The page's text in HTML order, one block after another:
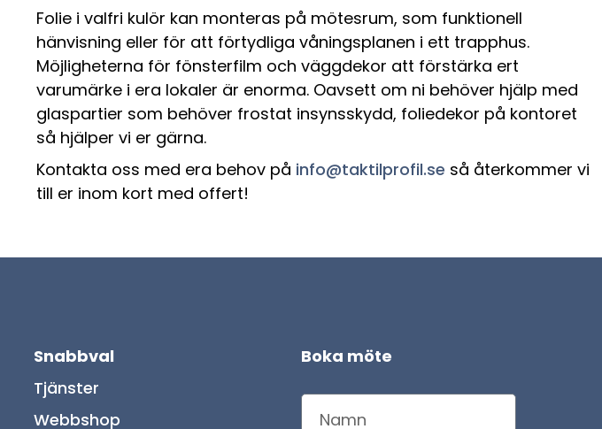
Folie i valfri kulör kan monteras på mötesrum, som funktionell
hänvisning eller för att förtydliga våningsplanen i ett trapphus.
Möjligheterna för fönsterfilm och väggdekor att förstärka ert
varumärke i era lokaler är enorma. Oavsett om ni behöver hjälp med
glaspartier som behöver frostat insynsskydd, foliedekor på kontoret
så hjälper vi er gärna.
Kontakta oss med era behov på info@taktilprofil.se så återkommer vi
till er inom kort med offert!
Snabbval
Tjänster
Webbshop
Boka möte